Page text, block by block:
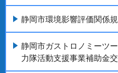
静岡市環境影響評価関係
静岡市ガストロノミーツ
力隊活動支援事業補助金